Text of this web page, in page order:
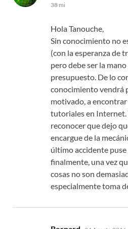
38 mi
Hola Tanouche,
Sin conocimiento no
(con la esperanza de
pero debe ser la
presupuesto. De lo
conocimiento vendrá
motivado, a
tutoriales en Internet.
reconocer que dejo
encargue de la
último accidente puse
finalmente, una vez
cosas no son
especialmente toma
dice: